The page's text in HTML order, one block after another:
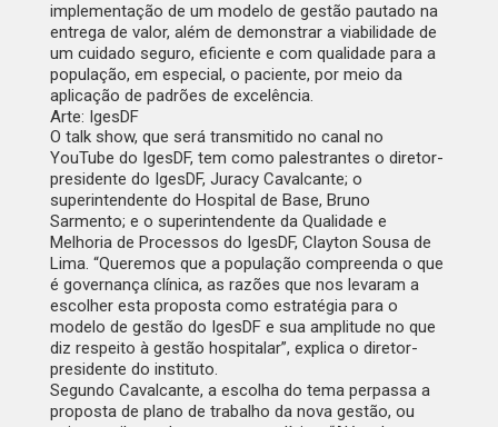
implementação de um modelo de gestão pautado na
entrega de valor, além de demonstrar a viabilidade de
um cuidado seguro, eficiente e com qualidade para a
população, em especial, o paciente, por meio da
aplicação de padrões de excelência.
Arte: IgesDF
O talk show, que será transmitido no canal no
YouTube do IgesDF, tem como palestrantes o diretor-
presidente do IgesDF, Juracy Cavalcante; o
superintendente do Hospital de Base, Bruno
Sarmento; e o superintendente da Qualidade e
Melhoria de Processos do IgesDF, Clayton Sousa de
Lima. “Queremos que a população compreenda o que
é governança clínica, as razões que nos levaram a
escolher esta proposta como estratégia para o
modelo de gestão do IgesDF e sua amplitude no que
diz respeito à gestão hospitalar”, explica o diretor-
presidente do instituto.
Segundo Cavalcante, a escolha do tema perpassa a
proposta de plano de trabalho da nova gestão, ou